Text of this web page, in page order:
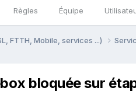
Règles Équipe
FTTH, Mobile, services ...)
bloquée sur